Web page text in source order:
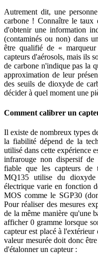
Autrement dit, une
carbone ! Connaître le taux
d'obtenir une information
(contaminés ou non) dans
être qualifié de «
capteurs d'aérosols, mais ils
de carbone n'indique pas la
approximation de leur
des seuils de dioxyde de
décider à quel moment une
Comment calibrer un
Il existe de nombreux types
la fiabilité dépend de la
utilisé dans cette expérience
infrarouge non dispersif de
fiable que les capteurs
MQ135 utilise du
électrique varie en fonction
MOS comme le SGP30
Pour réaliser des mesures
de la même manière qu'une
afficher 0 gramme lorsque
capteur est placé à
valeur mesurée doit donc
d'étalonner un capteur :